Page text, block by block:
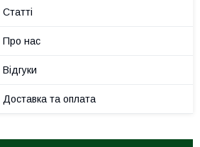
Статті
Про нас
Відгуки
Доставка та оплата